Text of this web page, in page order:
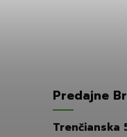
Predajne
Trenčianska